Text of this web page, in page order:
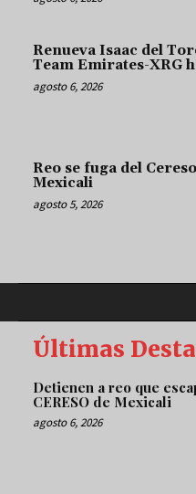
Renueva Isaac del
Team Emirates-XRG
agosto 6, 2026
Reo se fuga del
Mexicali
agosto 5, 2026
Últimas
Detienen a reo que
CERESO de Mexicali
agosto 6, 2026